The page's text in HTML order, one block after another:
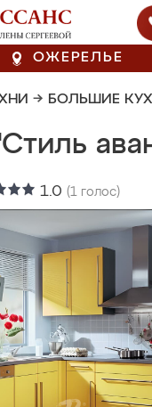
ОЖЕРЕЛЬЕ
→ БОЛЬШИЕ
1.0 (1 голос)